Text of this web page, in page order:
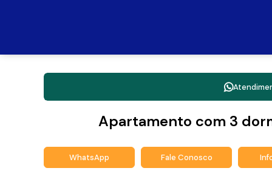
Apartamento com 3
WhatsApp Fale Conosco